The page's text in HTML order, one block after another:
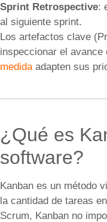
Sprint Retrospective:
al siguiente sprint.
Los artefactos clave
inspeccionar el
medida adapten sus
¿Qué es
software?
Kanban es un método
la cantidad de tareas
Scrum, Kanban no